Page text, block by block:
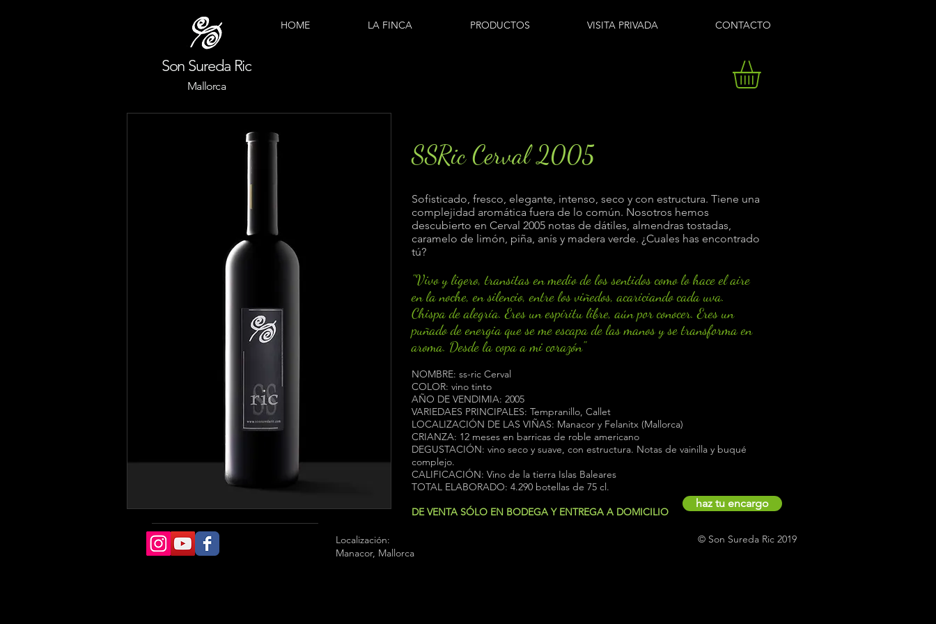
Son Sureda Ric
Mallorca
HOME LA FINCA PRODUCTOS VISITA PRIVADA CONTACTO
SSRic Cerval 2005
Sofisticado, fresco, elegante, intenso, seco y con estructura. Tiene una
complejidad aromática fuera de lo común. Nosotros hemos
descubierto en Cerval 2005 notas de dátiles, almendras tostadas,
caramelo de limón, piña, anís y madera verde. ¿Cuales has encontrado
tú?
"Vivo y ligero, transitas en medio de los sentidos como lo hace el aire
en la noche, en silencio, entre los viñedos, acariciando cada uva.
Chispa de alegría. Eres un espíritu libre, aún por conocer. Eres un
puñado de energia que se me escapa de las manos y se transforma en
aroma. Desde la copa a mi corazón"
NOMBRE: ss-ric Cerval
COLOR: vino tinto
AÑO DE VENDIMIA: 2005
VARIEDAES PRINCIPALES: Tempranillo, Callet
LOCALIZACIÓN DE LAS VIÑAS: Manacor y Felanitx (Mallorca)
CRIANZA: 12 meses en barricas de roble americano
DEGUSTACIÓN: vino seco y suave, con estructura. Notas de vainilla y buqué
complejo.
CALIFICACIÓN: Vino de la tierra Islas Baleares
TOTAL ELABORADO: 4.290 botellas de 75 cl.
DE VENTA SÓLO EN BODEGA Y ENTREGA A DOMICILIO
haz tu encargo
Localización:
Manacor, Mallorca
© Son Sureda Ric 2019